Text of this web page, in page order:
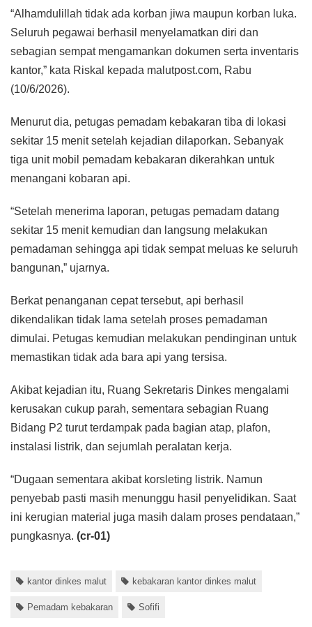
“Alhamdulillah tidak ada korban jiwa maupun korban luka.
Seluruh pegawai berhasil menyelamatkan diri dan
sebagian sempat mengamankan dokumen serta inventaris
kantor,” kata Riskal kepada malutpost.com, Rabu
(10/6/2026).
Menurut dia, petugas pemadam kebakaran tiba di lokasi
sekitar 15 menit setelah kejadian dilaporkan. Sebanyak
tiga unit mobil pemadam kebakaran dikerahkan untuk
menangani kobaran api.
“Setelah menerima laporan, petugas pemadam datang
sekitar 15 menit kemudian dan langsung melakukan
pemadaman sehingga api tidak sempat meluas ke seluruh
bangunan,” ujarnya.
Berkat penanganan cepat tersebut, api berhasil
dikendalikan tidak lama setelah proses pemadaman
dimulai. Petugas kemudian melakukan pendinginan untuk
memastikan tidak ada bara api yang tersisa.
Akibat kejadian itu, Ruang Sekretaris Dinkes mengalami
kerusakan cukup parah, sementara sebagian Ruang
Bidang P2 turut terdampak pada bagian atap, plafon,
instalasi listrik, dan sejumlah peralatan kerja.
“Dugaan sementara akibat korsleting listrik. Namun
penyebab pasti masih menunggu hasil penyelidikan. Saat
ini kerugian material juga masih dalam proses pendataan,”
pungkasnya. (cr-01)
kantor dinkes malut kebakaran kantor dinkes malut
Pemadam kebakaran Sofifi